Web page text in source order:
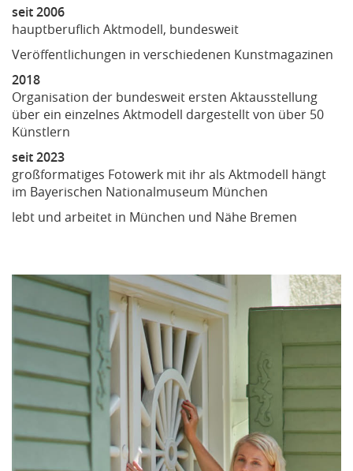
seit 2006
hauptberuflich Aktmodell, bundesweit
Veröffentlichungen in verschiedenen Kunstmagazinen
2018
Organisation der bundesweit ersten Aktausstellung
über ein einzelnes Aktmodell dargestellt von über 50
Künstlern
seit 2023
großformatiges Fotowerk mit ihr als Aktmodell hängt
im Bayerischen Nationalmuseum München
lebt und arbeitet in München und Nähe Bremen